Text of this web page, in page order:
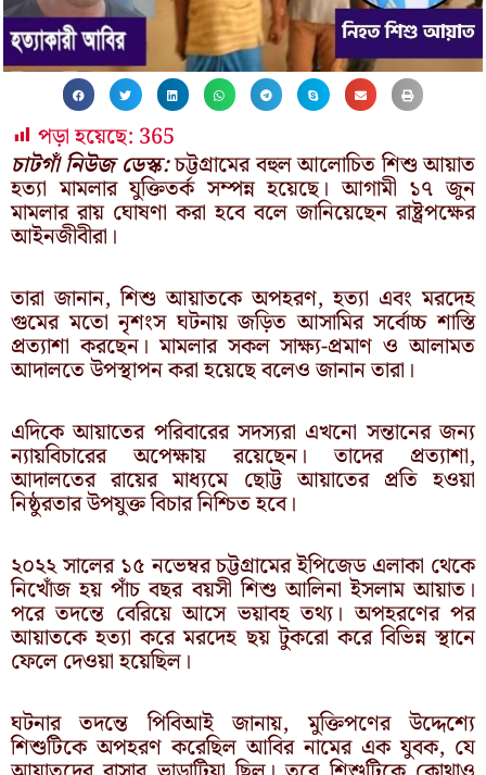
পড়া হয়েছে: 365
চাটগাঁ নিউজ ডেস্ক:চট্টগ্রামের বহুল আলোচিত শিশু আয়াত
হত্যা মামলার যুক্তিতর্ক সম্পন্ন হয়েছে। আগামী ১৭ জুন
মামলার রায় ঘোষণা করা হবে বলে জানিয়েছেন রাষ্ট্রপক্ষের
আইনজীবীরা।
তারা জানান, শিশু আয়াতকে অপহরণ, হত্যা এবং মরদেহ
গুমের মতো নৃশংস ঘটনায় জড়িত আসামির সর্বোচ্চ শাস্তি
প্রত্যাশা করছেন। মামলার সকল সাক্ষ্য-প্রমাণ ও আলামত
আদালতে উপস্থাপন করা হয়েছে বলেও জানান তারা।
এদিকে আয়াতের পরিবারের সদস্যরা এখনো সন্তানের জন্য
ন্যায়বিচারের অপেক্ষায় রয়েছেন। তাদের প্রত্যাশা,
আদালতের রায়ের মাধ্যমে ছোট্ট আয়াতের প্রতি হওয়া
নিষ্ঠুরতার উপযুক্ত বিচার নিশ্চিত হবে।
২০২২ সালের ১৫ নভেম্বর চট্টগ্রামের ইপিজেড এলাকা থেকে
নিখোঁজ হয় পাঁচ বছর বয়সী শিশু আলিনা ইসলাম আয়াত।
পরে তদন্তে বেরিয়ে আসে ভয়াবহ তথ্য। অপহরণের পর
আয়াতকে হত্যা করে মরদেহ ছয় টুকরো করে বিভিন্ন স্থানে
ফেলে দেওয়া হয়েছিল।
ঘটনার তদন্তে পিবিআই জানায়, মুক্তিপণের উদ্দেশ্যে
শিশুটিকে অপহরণ করেছিল আবির নামের এক যুবক, যে